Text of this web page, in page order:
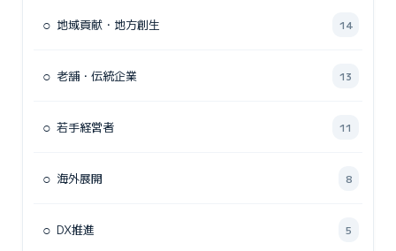
○ 地域貢献・地方創生 14
○ 老舗・伝統企業 13
○ 若手経営者 11
○ 海外展開 8
○ DX推進 5